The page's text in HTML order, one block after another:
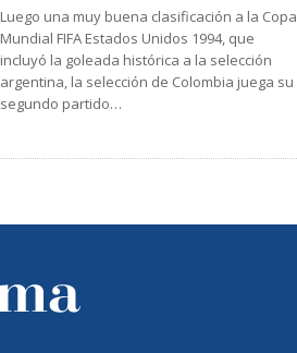
Luego una muy buena clasificación a la Copa
Mundial FIFA Estados Unidos 1994, que
incluyó la goleada histórica a la selección
argentina, la selección de Colombia juega su
segundo partido…